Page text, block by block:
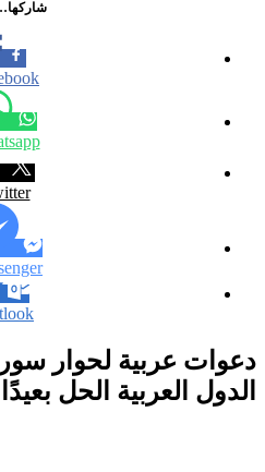
شاركها…
عربية لحوار
العربية الحل بعيدًا